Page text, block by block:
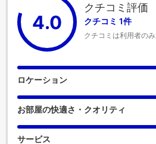
4.0
クチコミ評価
クチコミ 1件
クチコミは利用者の
ロケーション
お部屋の快適さ・クオリティ
サービス